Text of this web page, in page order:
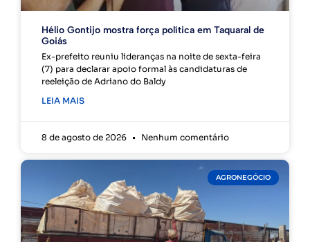
Hélio Gontijo mostra força política em Taquaral de
Goiás
Ex-prefeito reuniu lideranças na noite de sexta-feira
(7) para declarar apoio formal às candidaturas de
reeleição de Adriano do Baldy
LEIA MAIS
8 de agosto de 2026 Nenhum comentário
AGRONEGÓCIO